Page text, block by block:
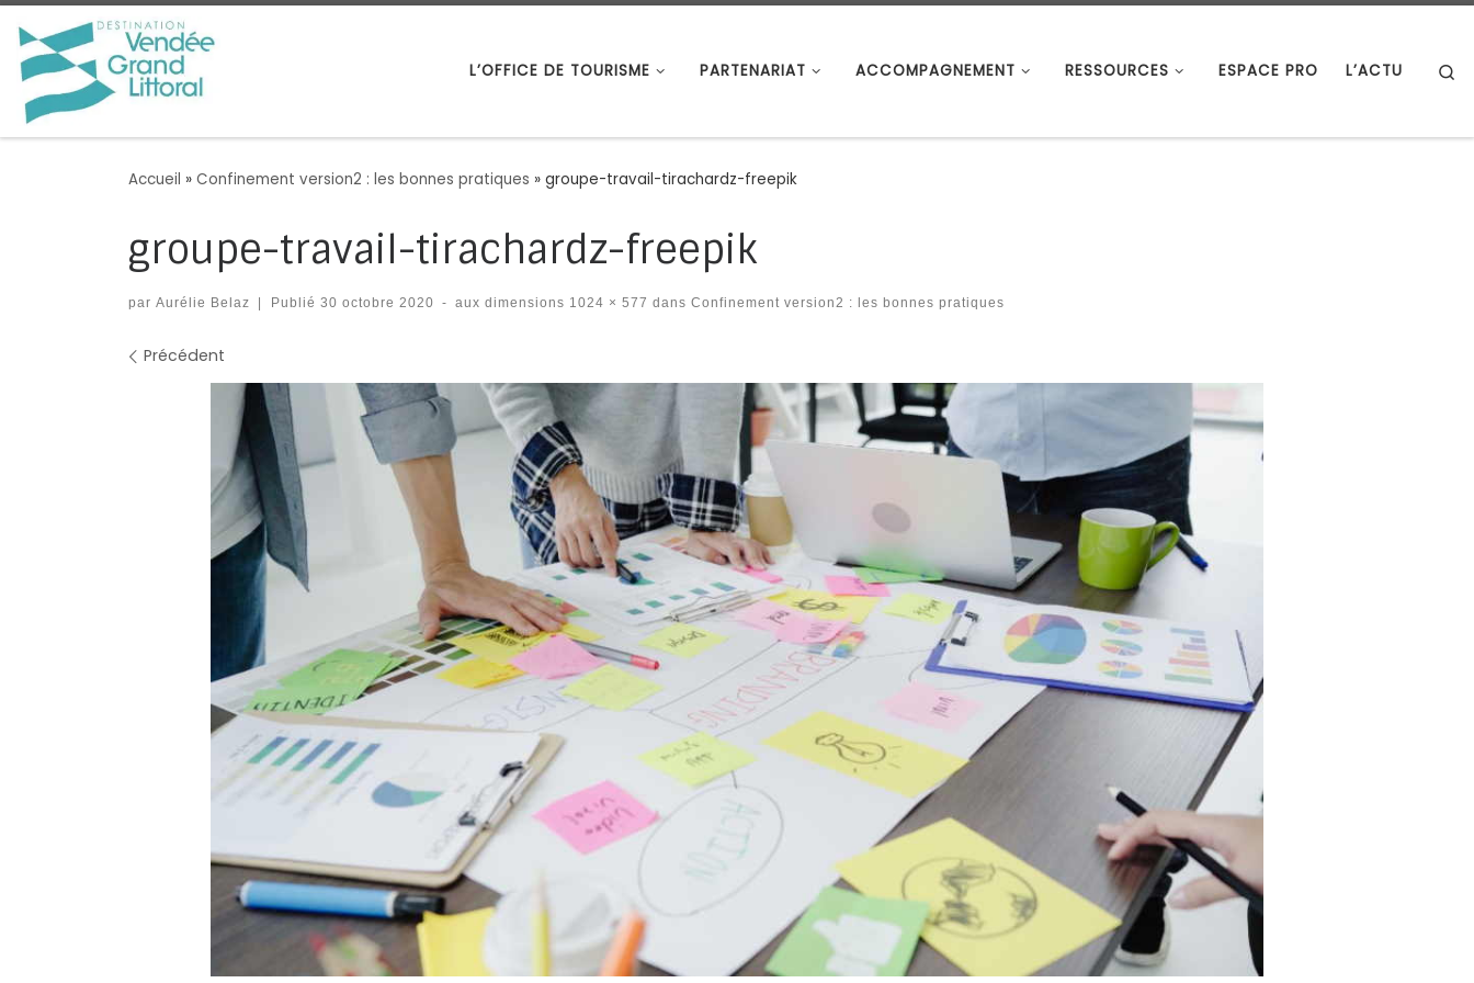
Passer au contenu
L’OFFICE DE TOURISME PARTENARIAT ACCOMPAGNEMENT RESSOURCES ESPACE PRO L’ACTU
Accueil » Confinement version2 : les bonnes pratiques » groupe-travail-tirachardz-freepik
groupe-travail-tirachardz-freepik
par Aurélie Belaz | Publié 30 octobre 2020 - aux dimensions 1024 × 577 dans Confinement version2 : les bonnes pratiques
Navigation des images
Précédent